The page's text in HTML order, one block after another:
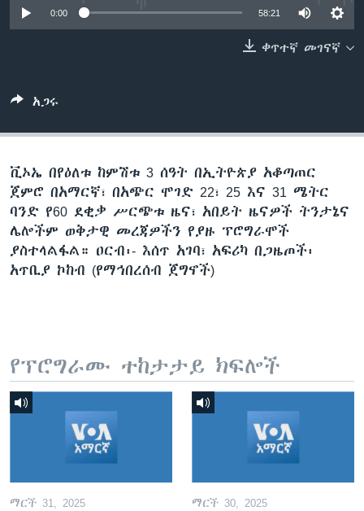
0:00 58:21
ቀጥተኛ መገናኛ
አጋሩ
ቪኦኤ በየዕለቱ ከምሽቱ 3 ሰዓት በኢትዮጵያ አቆጣጠር
ጀምሮ በአማርኛ፣ በአጭር ሞገድ 22፣ 25 እና 31 ሜትር
ባንድ የ60 ደቂቃ ሥርጭቱ ዜና፣ አበይት ዜናዎች ትንታኔና
ሌሎችም ወቅታዊ መረጃዎችን የያዙ ፕሮግራሞች
ያስተላልፋል። ዐርብ፡- እሰጥ አገባ፣ አፍሪካ በጋዜጦች፡
አጥቢያ ኮከብ (የማኅበረሰብ ጀግኖች)
የፕሮግራሙ ተከታታይ ክፍሎች
ማርች 31, 2025 ማርች 30, 2025